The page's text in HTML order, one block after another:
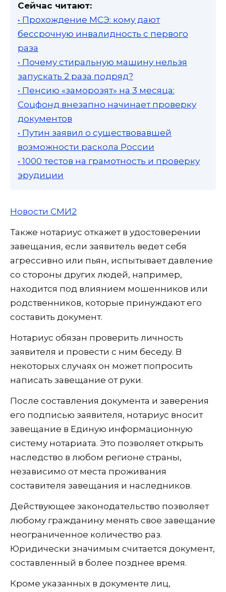
Сейчас читают:
• Прохождение МСЭ: кому дают
бессрочную инвалидность с первого
раза
• Почему стиральную машину нельзя
запускать 2 раза подряд?
• Пенсию «заморозят» на 3 месяца:
Соцфонд внезапно начинает проверку
документов
• Путин заявил о существовавшей
возможности раскола России
• 1000 тестов на грамотность и проверку
эрудиции
Новости СМИ2
Также нотариус откажет в удостоверении
завещания, если заявитель ведет себя
агрессивно или пьян, испытывает давление
со стороны других людей, например,
находится под влиянием мошенников или
родственников, которые принуждают его
составить документ.
Нотариус обязан проверить личность
заявителя и провести с ним беседу. В
некоторых случаях он может попросить
написать завещание от руки.
После составления документа и заверения
его подписью заявителя, нотариус вносит
завещание в Единую информационную
систему нотариата. Это позволяет открыть
наследство в любом регионе страны,
независимо от места проживания
составителя завещания и наследников.
Действующее законодательство позволяет
любому гражданину менять свое завещание
неограниченное количество раз.
Юридически значимым считается документ,
составленный в более позднее время.
Кроме указанных в документе лиц,